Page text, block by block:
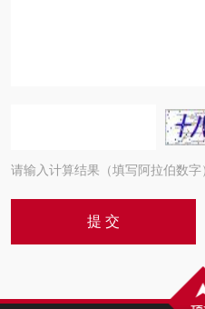
请输入计算结果（填写阿拉伯数